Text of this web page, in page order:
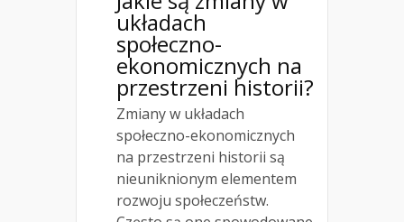
układach
społeczno-
ekonomicznych na
przestrzeni historii?
Zmiany w układach
społeczno-ekonomicznych
na przestrzeni historii są
nieuniknionym elementem
rozwoju społeczeństw.